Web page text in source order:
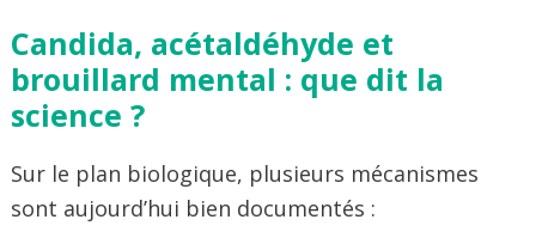
Candida, acétaldéhyde et
brouillard mental : que dit la
science ?
Sur le plan biologique, plusieurs mécanismes
sont aujourd’hui bien documentés :